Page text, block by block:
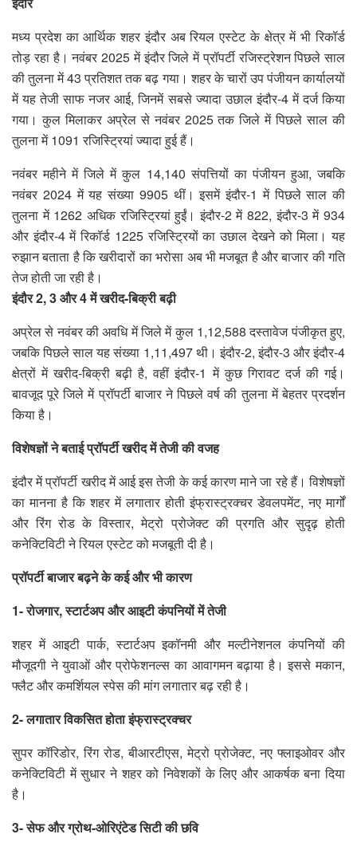
मध्य प्रदेश का आर्थिक शहर इंदौर अब रियल एस्टेट के क्षेत्र में भी रिकॉर्ड
तोड़ रहा है। नवंबर 2025 में इंदौर जिले में प्रॉपर्टी रजिस्ट्रेशन पिछले साल
की तुलना में 43 प्रतिशत तक बढ़ गया। शहर के चारों उप पंजीयन कार्यालयों
में यह तेजी साफ नजर आई, जिनमें सबसे ज्यादा उछाल इंदौर-4 में दर्ज किया
गया। कुल मिलाकर अप्रेल से नवंबर 2025 तक जिले में पिछले साल की
तुलना में 1091 रजिस्ट्रियां ज्यादा हुई हैं।
नवंबर महीने में जिले में कुल 14,140 संपत्तियों का पंजीयन हुआ, जबकि
नवंबर 2024 में यह संख्या 9905 थीं। इसमें इंदौर-1 में पिछले साल की
तुलना में 1262 अधिक रजिस्ट्रियां हुईं। इंदौर-2 में 822, इंदौर-3 में 934
और इंदौर-4 में रिकॉर्ड 1225 रजिस्ट्रियों का उछाल देखने को मिला। यह
रुझान बताता है कि खरीदारों का भरोसा अब भी मजबूत है और बाजार की गति
तेज होती जा रही है।
इंदौर 2, 3 और 4 में खरीद-बिक्री बढ़ी
अप्रेल से नवंबर की अवधि में जिले में कुल 1,12,588 दस्तावेज पंजीकृत हुए,
जबकि पिछले साल यह संख्या 1,11,497 थी। इंदौर-2, इंदौर-3 और इंदौर-4
क्षेत्रों में खरीद-बिक्री बढ़ी है, वहीं इंदौर-1 में कुछ गिरावट दर्ज की गई।
बावजूद पूरे जिले में प्रॉपर्टी बाजार ने पिछले वर्ष की तुलना में बेहतर प्रदर्शन
किया है।
विशेषज्ञों ने बताई प्रॉपर्टी खरीद में तेजी की वजह
इंदौर में प्रॉपर्टी खरीद में आई इस तेजी के कई कारण माने जा रहे हैं। विशेषज्ञों
का मानना है कि शहर में लगातार होती इंफ्रास्ट्रक्चर डेवलपमेंट, नए मार्गों
और रिंग रोड के विस्तार, मेट्रो प्रोजेक्ट की प्रगति और सुदृढ़ होती
कनेक्टिविटी ने रियल एस्टेट को मजबूती दी है।
प्रॉपर्टी बाजार बढ़ने के कई और भी कारण
1- रोजगार, स्टार्टअप और आइटी कंपनियों में तेजी
शहर में आइटी पार्क, स्टार्टअप इकॉनमी और मल्टीनेशनल कंपनियों की
मौजूदगी ने युवाओं और प्रोफेशनल्स का आवागमन बढ़ाया है। इससे मकान,
फ्लैट और कमर्शियल स्पेस की मांग लगातार बढ़ रही है।
2- लगातार विकसित होता इंफ्रास्ट्रक्चर
सुपर कॉरिडोर, रिंग रोड, बीआरटीएस, मेट्रो प्रोजेक्ट, नए फ्लाइओवर और
कनेक्टिविटी में सुधार ने शहर को निवेशकों के लिए और आकर्षक बना दिया
है।
3- सेफ और ग्रोथ-ओरिएंटेड सिटी की छवि